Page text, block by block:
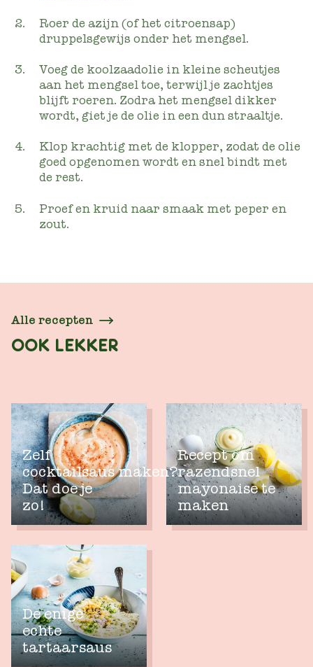
Roer de azijn (of het citroensap)
druppelsgewijs onder het mengsel.
Voeg de koolzaadolie in kleine scheutjes
aan het mengsel toe, terwijl je zachtjes
blijft roeren. Zodra het mengsel dikker
wordt, giet je de olie in een dun straaltje.
Klop krachtig met de klopper, zodat de olie
goed opgenomen wordt en snel bindt met
de rest.
Proef en kruid naar smaak met peper en
zout.
OOK LEKKER
Alle recepten
Zelf
cocktailsaus maken?
Dat doe je
zo!
Recept om
razendsnel
mayonaise te
maken
De enige
echte
tartaarsaus